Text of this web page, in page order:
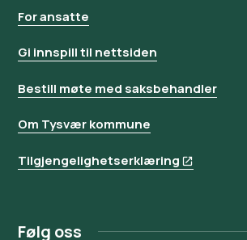
For ansatte
Gi innspill til nettsiden
Bestill møte med saksbehandler
Om Tysvær kommune
Tilgjengelighetserklæring
Følg oss